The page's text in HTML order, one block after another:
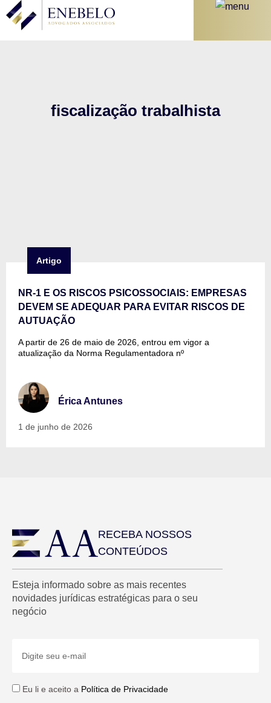
fiscalização trabalhista
Artigo
NR-1 E OS RISCOS PSICOSSOCIAIS: EMPRESAS
DEVEM SE ADEQUAR PARA EVITAR RISCOS DE
AUTUAÇÃO
A partir de 26 de maio de 2026, entrou em vigor a
atualização da Norma Regulamentadora nº
Érica Antunes
1 de junho de 2026
RECEBA NOSSOS
CONTEÚDOS
Esteja informado sobre as mais recentes
novidades jurídicas estratégicas para o seu
negócio
Eu li e aceito a Política de Privacidade